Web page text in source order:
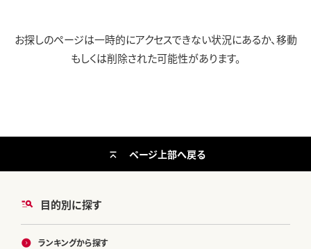
お探しのページは一時的にアクセスできない状況にあるか、移動
もしくは削除された可能性があります。
目的別に探す
ランキングから探す
ページ上部へ戻る